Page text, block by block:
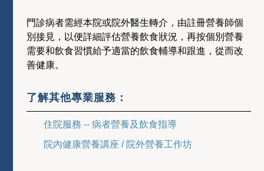
門診病者需經本院或院外醫生轉介，由註冊營養師個
別接見，以便詳細評估營養飲食狀況，再按個別營養
需要和飲食習慣給予適當的飲食輔導和跟進，從而改
善健康。
了解其他專業服務：
住院服務 -- 病者營養及飲食指導
院內健康營養講座 / 院外營養工作坊